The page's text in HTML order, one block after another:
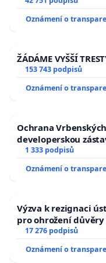
republiky
Oznámení o
ŽÁDÁME VYŠŠÍ
153 743 podpisů
Oznámení o
Ochrana
developerskou
1 333 podpisů
Oznámení o
Výzva k rezignaci
pro ohrožení
17 276 podpisů
Oznámení o